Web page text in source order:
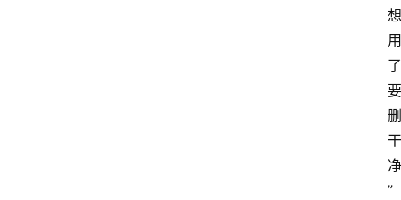
想
用
了
要
删
干
净
”